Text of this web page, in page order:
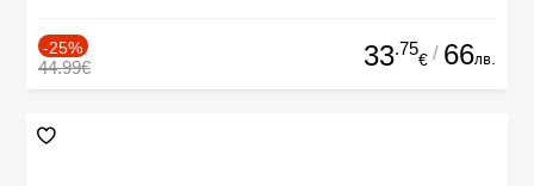
-25%
44.99€ 33.75
€ / 66лв.